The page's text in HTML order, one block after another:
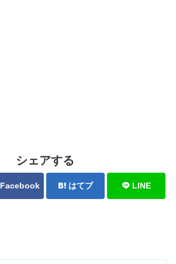
シェアする
Facebook はてブ LINE